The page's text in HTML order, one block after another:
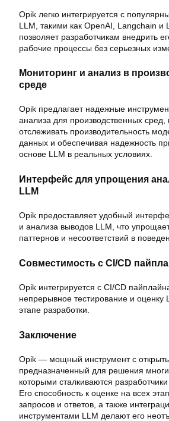
Opik легко интегрируется с
LLM, такими как OpenAI, Langchain и
позволяет разработчикам внедрить
рабочие процессы без серьезных
Мониторинг и анализ в
среде
Opik предлагает надежные
анализа для производственных сред,
отслеживать производительность
данных и обеспечивая надежность
основе LLM в реальных условиях.
Интерфейс для упрощения
LLM
Opik предоставляет удобный
и анализа выводов LLM, что
паттернов и несоответствий в
Совместимость с CI/CD
Opik интегрируется с CI/CD
непрерывное тестирование и оценку
этапе разработки.
Заключение
Opik — мощный инструмент с
предназначенный для решения
которыми сталкиваются
Его способность к оценке на всех
запросов и ответов, а также
инструментами LLM делают его